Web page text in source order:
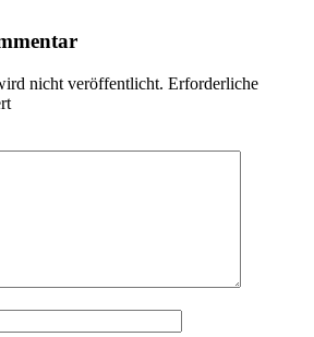
nicht veröffentlicht. Erforderliche